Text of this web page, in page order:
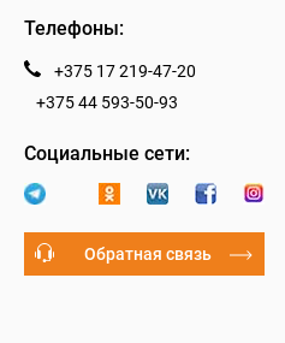
Телефоны:
+375 17 219-47-20
+375 44 593-50-93
Социальные сети:
Обратная связь